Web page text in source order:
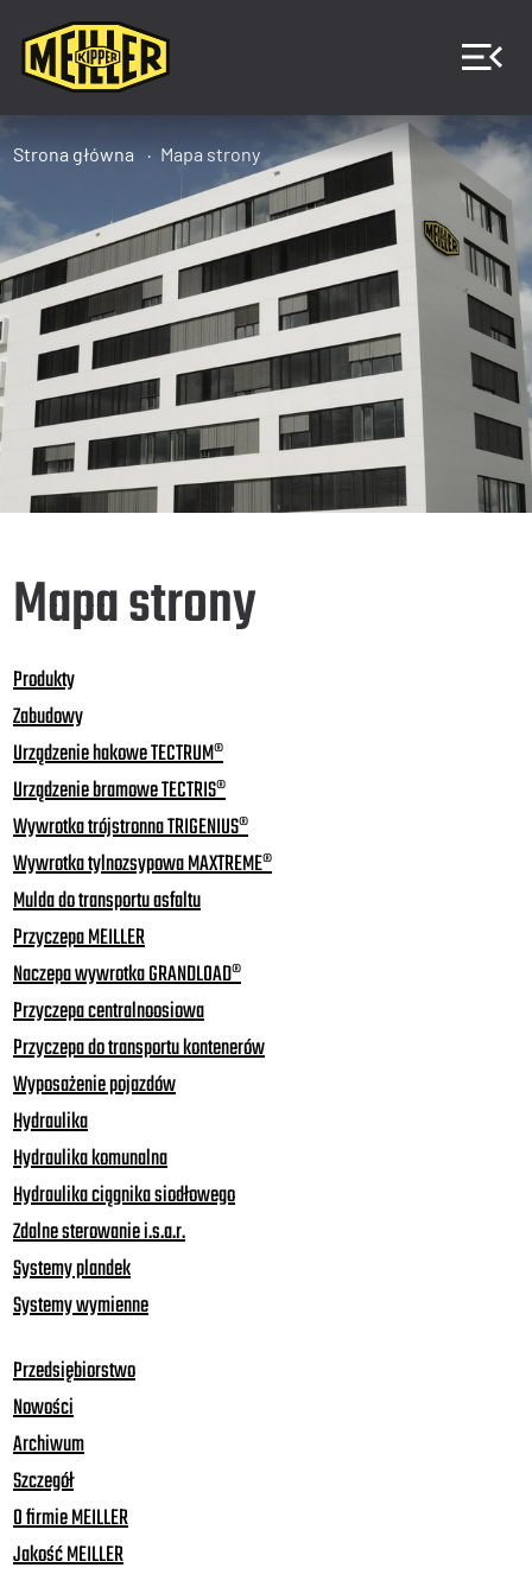
Strona główna Mapa strony
Mapa strony
Produkty
Zabudowy
Urządzenie hakowe TECTRUM®
Urządzenie bramowe TECTRIS®
Wywrotka trójstronna TRIGENIUS®
Wywrotka tylnozsypowa MAXTREME®
Mulda do transportu asfaltu
Przyczepa MEILLER
Naczepa wywrotka GRANDLOAD®
Przyczepa centralnoosiowa
Przyczepa do transportu kontenerów
Wyposażenie pojazdów
Hydraulika
Hydraulika komunalna
Hydraulika ciągnika siodłowego
Zdalne sterowanie i.s.a.r.
Systemy plandek
Systemy wymienne
Przedsiębiorstwo
Nowości
Archiwum
Szczegół
O firmie MEILLER
Jakość MEILLER